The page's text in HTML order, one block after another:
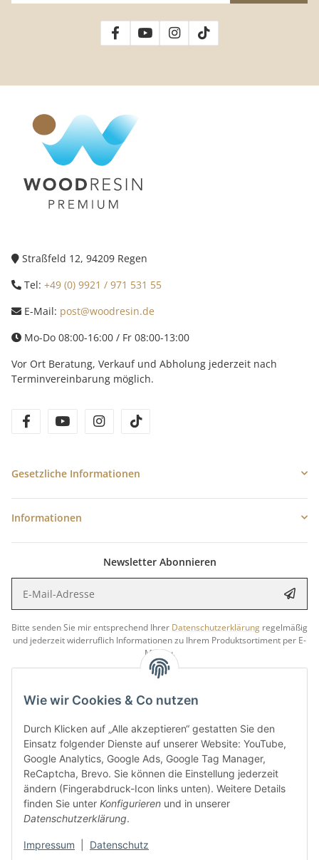
Wie wir Cookies & Co nutzen
Durch Klicken auf „Alle akzeptieren“ gestatten Sie den
Einsatz folgender Dienste auf unserer Website: YouTube,
Google Analytics, Google Ads, Google Tag Manager,
ReCaptcha, Brevo. Sie können die Einstellung jederzeit
ändern (Fingerabdruck-Icon links unten). Weitere Details
finden Sie unter Konfigurieren und in unserer
Datenschutzerklärung.
Impressum Datenschutz
Straßfeld 12, 94209 Regen
Tel: +49 (0) 9921 / 971 531 55
E-Mail: post@woodresin.de
Mo-Do 08:00-16:00 / Fr 08:00-13:00
Vor Ort Beratung, Verkauf und Abholung jederzeit nach
Terminvereinbarung möglich.
facebookyoutube instagram
Gesetzliche Informationen
Informationen
Newsletter Abonnieren
Bitte senden Sie mir entsprechend Ihrer Datenschutzerklärung regelmäßig
und jederzeit widerruflich Informationen zu Ihrem Produktsortiment per E-
Mail zu.
Für Ihren nächsten Einkauf in unserem WOODResin-Shop.
Den Gutschein erhalten Sie per Email nach der erfolgreichen
Bestätigung Ihrer Email-Adresse.